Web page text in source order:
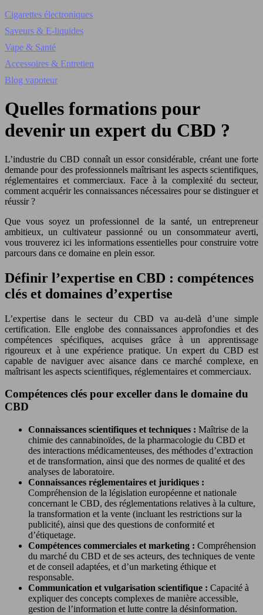
Cigarettes électroniques
Saveurs & E-liquides
Vape & Santé
Accessoires & Entretien
Blog vapoteur
Quelles formations pour
devenir un expert du CBD ?
L’industrie du CBD connaît un essor considérable, créant une forte
demande pour des professionnels maîtrisant les aspects scientifiques,
réglementaires et commerciaux. Face à la complexité du secteur,
comment acquérir les connaissances nécessaires pour se distinguer et
réussir ?
Que vous soyez un professionnel de la santé, un entrepreneur
ambitieux, un cultivateur passionné ou un consommateur averti,
vous trouverez ici les informations essentielles pour construire votre
parcours dans ce domaine en plein essor.
Définir l’expertise en CBD : compétences
clés et domaines d’expertise
L’expertise dans le secteur du CBD va au-delà d’une simple
certification. Elle englobe des connaissances approfondies et des
compétences spécifiques, acquises grâce à un apprentissage
rigoureux et à une expérience pratique. Un expert du CBD est
capable de naviguer avec aisance dans ce marché complexe, en
maîtrisant les aspects scientifiques, réglementaires et commerciaux.
Compétences clés pour exceller dans le domaine du
CBD
Connaissances scientifiques et techniques : Maîtrise de la
chimie des cannabinoïdes, de la pharmacologie du CBD et
des interactions médicamenteuses, des méthodes d’extraction
et de transformation, ainsi que des normes de qualité et des
analyses de laboratoire.
Connaissances réglementaires et juridiques :
Compréhension de la législation européenne et nationale
concernant le CBD, des réglementations relatives à la culture,
la transformation et la vente (incluant les restrictions sur la
publicité), ainsi que des questions de conformité et
d’étiquetage.
Compétences commerciales et marketing : Compréhension
du marché du CBD et de ses acteurs, des techniques de vente
et de conseil adaptées, et d’un marketing éthique et
responsable.
Communication et vulgarisation scientifique : Capacité à
expliquer des concepts complexes de manière accessible,
gestion de l’information et lutte contre la désinformation.